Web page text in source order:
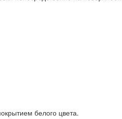
белого цвета.